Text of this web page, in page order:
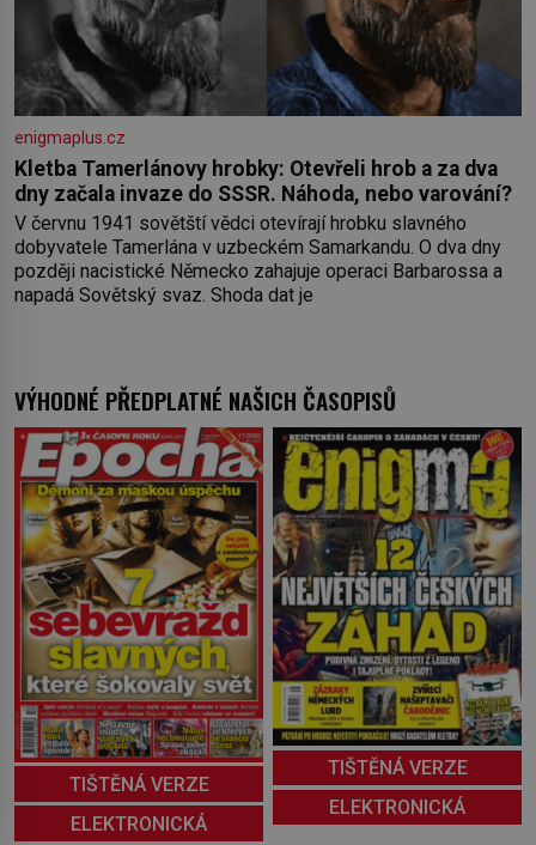
enigmaplus.cz
Kletba Tamerlánovy hrobky: Otevřeli hrob a za dva
dny začala invaze do SSSR. Náhoda, nebo varování?
V červnu 1941 sovětští vědci otevírají hrobku slavného
dobyvatele Tamerlána v uzbeckém Samarkandu. O dva dny
později nacistické Německo zahajuje operaci Barbarossa a
napadá Sovětský svaz. Shoda dat je
VÝHODNÉ PŘEDPLATNÉ NAŠICH ČASOPISŮ
TIŠTĚNÁ VERZE
ELEKTRONICKÁ
TIŠTĚNÁ VERZE
ELEKTRONICKÁ